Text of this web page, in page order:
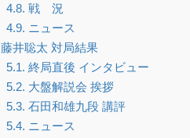
4.8. 戦 況
4.9. ニュース
藤井聡太 対局結果
5.1. 終局直後 インタビュー
5.2. 大盤解説会 挨拶
5.3. 石田和雄九段 講評
5.4. ニュース